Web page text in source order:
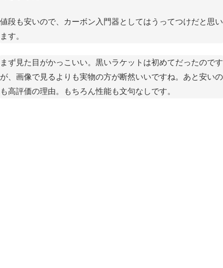
値段も安いので、カーボン入門器としてはうってつけだと思い
ます。
まず見た目がかっこいい。黒いラケットは初めてだったのです
が、画像で見るよりも実物の方が断然いいですね。あと安いの
も高評価の理由。もちろん性能も文句なしです。